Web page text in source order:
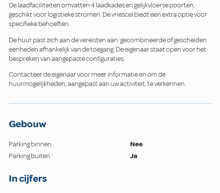
De laadfaciliteiten omvatten 4 laadkades en gelijkvloerse poorten,
geschikt voor logistieke stromen. De vriescel biedt een extra optie voor
specifieke behoeften.
De huur past zich aan de vereisten aan: gecombineerde of gescheiden
eenheden afhankelijk van de toegang. De eigenaar staat open voor het
bespreken van aangepaste configuraties.
Contacteer de eigenaar voor meer informatie en om de
huurmogelijkheden, aangepast aan uw activiteit, te verkennen.
Gebouw
Parking binnen
Nee
Parking buiten
Ja
In cijfers